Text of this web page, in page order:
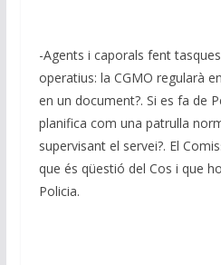
-Agents i caporals fent
operatius: la CGMO regularà
en un document?. Si es fa de
planifica com una patrulla
supervisant el servei?. El
que és qüestió del Cos i que
Policia.